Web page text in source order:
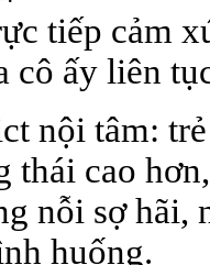
tiếp cảm
cô ấy liên
nội tâm:
thái cao
nỗi sợ hãi,
huống.